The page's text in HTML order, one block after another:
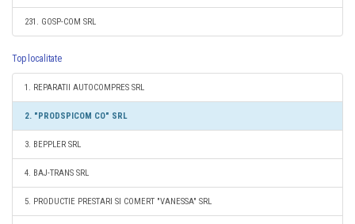
231. GOSP-COM SRL
Top localitate
1. REPARATII AUTOCOMPRES SRL
2. "PRODSPICOM CO" SRL
3. BEPPLER SRL
4. BAJ-TRANS SRL
5. PRODUCTIE PRESTARI SI COMERT "VANESSA" SRL